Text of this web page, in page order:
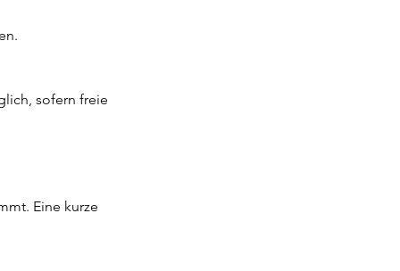
sofern freie
Eine kurze